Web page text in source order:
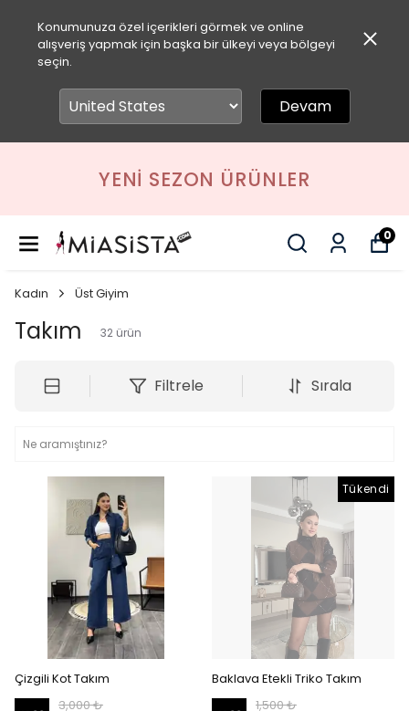
Konumunuza özel içerikleri görmek ve online
alışveriş yapmak için başka bir ülkeyi veya bölgeyi
seçin.
Devam
YENI SEZON ÜRÜNLER
0
Kadın Üst Giyim
Takım 32 ürün
Filtrele Sırala
Çizgili Kot Takım
3,000 ₺
Tükendi
Baklava Etekli Triko Takım
1,500 ₺